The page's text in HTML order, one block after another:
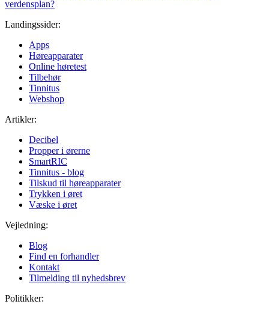
verdensplan?
Landingssider:
Apps
Høreapparater
Online høretest
Tilbehør
Tinnitus
Webshop
Artikler:
Decibel
Propper i ørerne
SmartRIC
Tinnitus - blog
Tilskud til høreapparater
Trykken i øret
Væske i øret
Vejledning:
Blog
Find en forhandler
Kontakt
Tilmelding til nyhedsbrev
Politikker: